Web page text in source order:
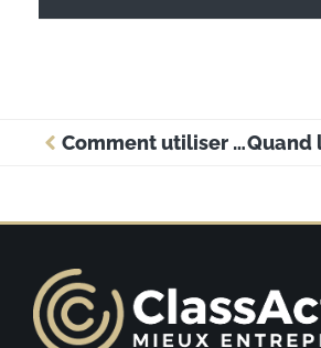
Comment utiliser les bonus bancaires pour augmenter ses revenus étudiants ?